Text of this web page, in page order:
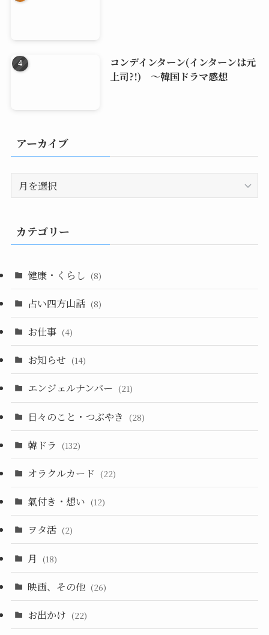
コンデインターン(インターンは元
上司?!) ～韓国ドラマ感想
アーカイブ
ー
ブ
カテゴリー
健康・くらし (8)
占い四方山話 (8)
お仕事 (4)
お知らせ (14)
エンジェルナンバー (21)
日々のこと・つぶやき (28)
韓ドラ (132)
オラクルカード (22)
氣付き・想い (12)
ヲタ活 (2)
月 (18)
映画、その他 (26)
お出かけ (22)